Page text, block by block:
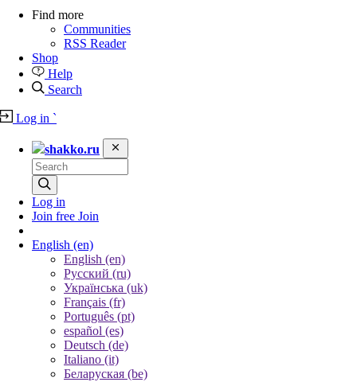
Find more
Communities
RSS Reader
Shop
Help
Search
Log in `
shakko.ru
Log in
Join free Join
English (en)
English (en)
Русский (ru)
Українська (uk)
Français (fr)
Português (pt)
español (es)
Deutsch (de)
Italiano (it)
Беларуская (be)